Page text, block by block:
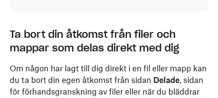
Ta bort din åtkomst från filer och
mappar som delas direkt med dig
Om någon har lagt till dig direkt i en fil eller mapp kan
du ta bort din egen åtkomst från sidan Delade, sidan
för förhandsgranskning av filer eller när du bläddrar